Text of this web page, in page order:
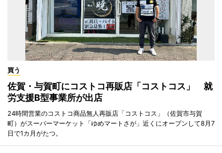
買う
佐賀・与賀町にコストコ再販店「コストコス」 就
労支援B型事業所が出店
24時間営業のコストコ商品無人再販店「コストコス」（佐賀市与賀
町）がスーパーマーケット「ゆめマートさが」近くにオープンして8月7
日で1カ月がたつ。